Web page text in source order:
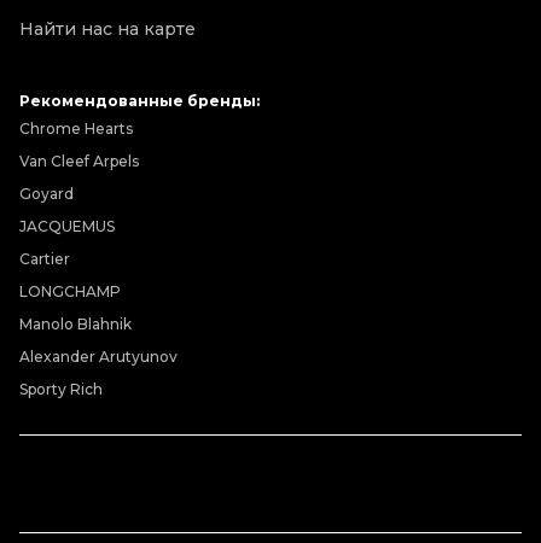
Найти нас на карте
Рекомендованные бренды:
Chrome Hearts
Van Cleef Arpels
Goyard
JACQUEMUS
Cartier
LONGCHAMP
Manolo Blahnik
Alexander Arutyunov
Sporty Rich